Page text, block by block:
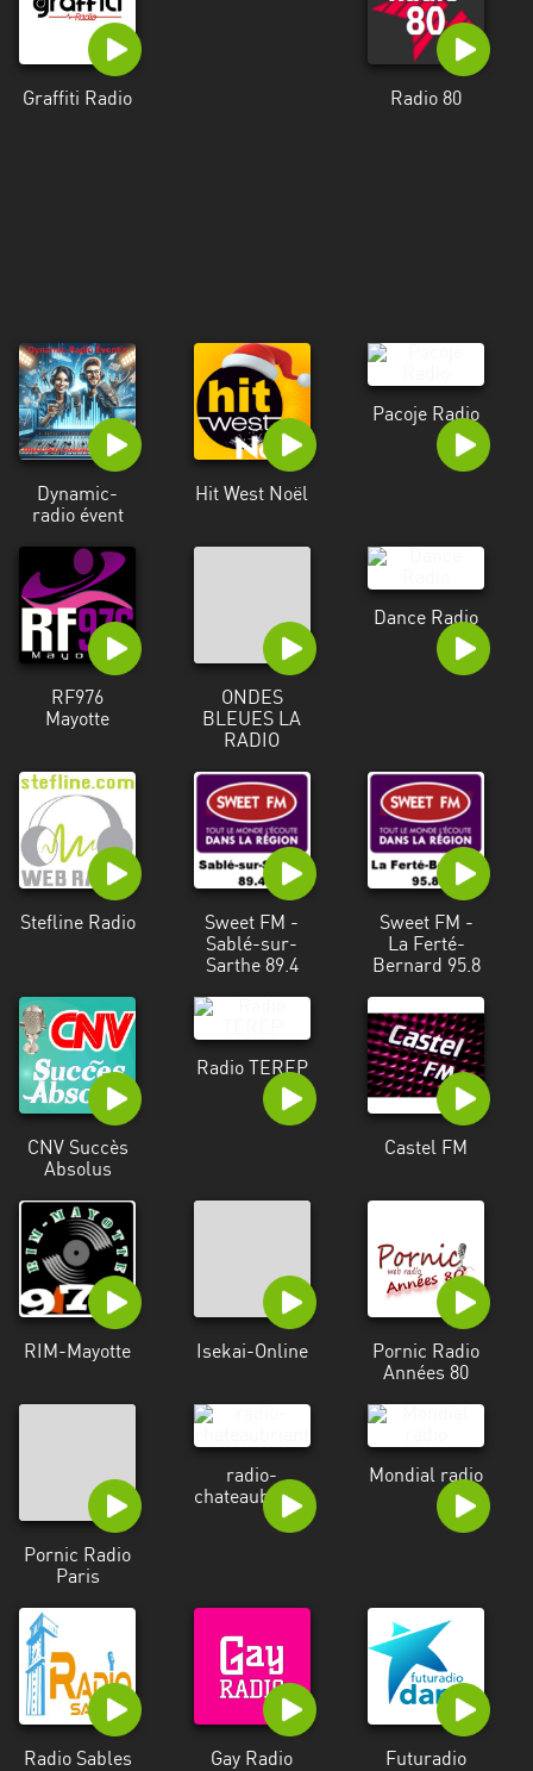
Graffiti Radio Radio 80
Dynamic-
radio évent
Hit West Noël
Pacoje Radio
RF976
Mayotte
ONDES
BLEUES LA
RADIO
Dance Radio
Stefline Radio
Sweet FM -
Sablé-sur-
Sarthe 89.4
Sweet FM -
La Ferté-
Bernard 95.8
CNV Succès
Absolus
Radio TEREP
Castel FM
RIM-Mayotte Isekai-Online
Pornic Radio
Années 80
Pornic Radio
Paris
radio-
chateaubriant
Mondial radio
Radio Sables
Gay Radio
Futuradio